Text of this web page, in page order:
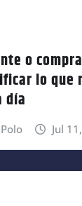
o
lo que
día
Jul